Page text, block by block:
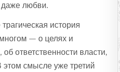
даже любви.
история
— о целях и
ответственности власти,
этом смысле уже третий